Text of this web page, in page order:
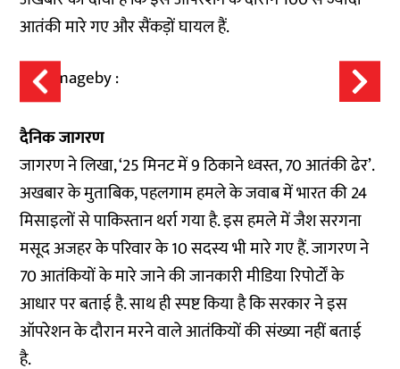
आतंकी मारे गए और सैंकड़ों घायल हैं.
दैनिक जागरण
जागरण ने लिखा, ‘25 मिनट में 9 ठिकाने ध्वस्त, 70 आतंकी ढेर’.
अखबार के मुताबिक, पहलगाम हमले के जवाब में भारत की 24
मिसाइलों से पाकिस्तान थर्रा गया है. इस हमले में जैश सरगना
मसूद अजहर के परिवार के 10 सदस्य भी मारे गए हैं. जागरण ने
70 आतंकियों के मारे जाने की जानकारी मीडिया रिपोर्टों के
आधार पर बताई है. साथ ही स्पष्ट किया है कि सरकार ने इस
ऑपरेशन के दौरान मरने वाले आतंकियों की संख्या नहीं बताई
है.